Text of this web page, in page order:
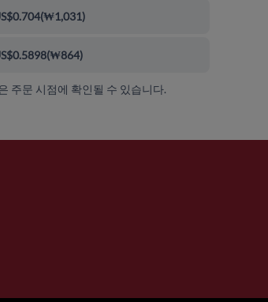
(₩1,031)
(₩864)
주문 시점에 확인될 수 있습니다.